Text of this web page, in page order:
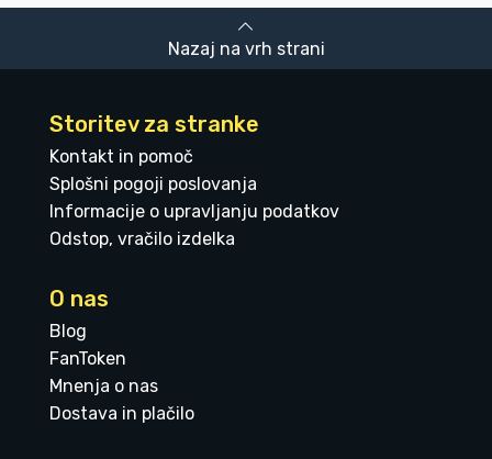
Nazaj na vrh strani
Storitev za stranke
Kontakt in pomoč
Splošni pogoji poslovanja
Informacije o upravljanju podatkov
Odstop, vračilo izdelka
O nas
Blog
FanToken
Mnenja o nas
Dostava in plačilo